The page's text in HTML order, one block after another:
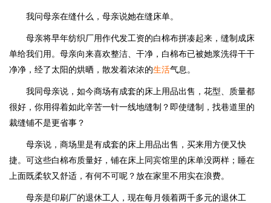
我问母亲在缝什么，母亲说她在缝床单。
母亲将早年纺织厂用作代发工资的白棉布拼凑起来，缝制成床
单给我们用。母亲向来喜欢整洁、干净，白棉布已被她浆洗得干干
净净，经了太阳的烘晒，散发着浓浓的生活气息。
我同母亲说，如今商场有成套的床上用品出售，花型、质量都
很好，你用得着如此辛苦一针一线地缝制？即使缝制，找巷道里的
裁缝铺不是更省事？
母亲说，商场里是有成套的床上用品出售，买来用方便又快
捷。可这些白棉布质量好，铺在床上同宾馆里的床单没两样；睡在
上面既柔软又舒适，有何不可呢？放在家里不用实在浪费。
母亲是印刷厂的退休工人，现在每月领着两千多元的退休工